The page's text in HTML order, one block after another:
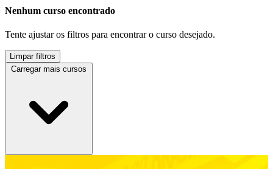
Nenhum curso encontrado
Tente ajustar os filtros para encontrar o curso desejado.
Limpar filtros